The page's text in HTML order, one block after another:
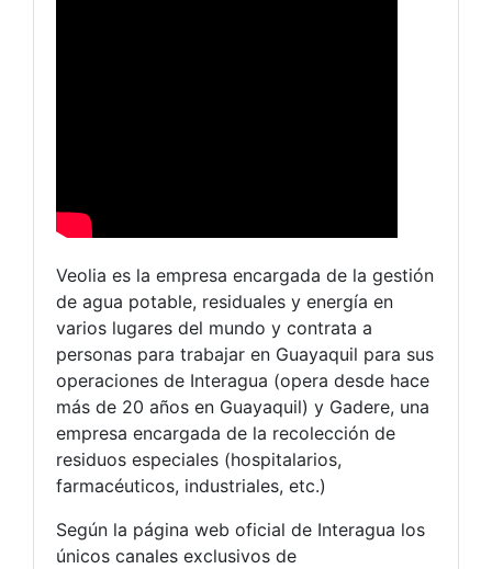
Veolia es la empresa encargada de la gestión
de agua potable, residuales y energía en
varios lugares del mundo y contrata a
personas para trabajar en Guayaquil para sus
operaciones de Interagua (opera desde hace
más de 20 años en Guayaquil) y Gadere, una
empresa encargada de la recolección de
residuos especiales (hospitalarios,
farmacéuticos, industriales, etc.)
Según la página web oficial de Interagua los
únicos canales exclusivos de